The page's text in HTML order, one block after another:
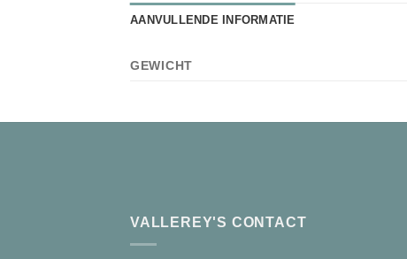
AANVULLENDE INFORMATIE
GEWICHT
VALLEREY'S CONTACT